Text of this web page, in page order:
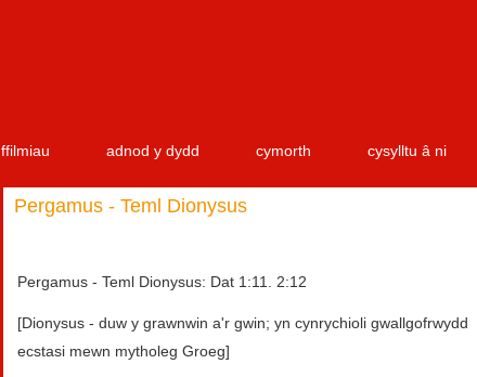
ffilmiau adnod y dydd cymorth cysylltu â ni
Pergamus - Teml Dionysus
Pergamus - Teml Dionysus: Dat 1:11. 2:12
[Dionysus - duw y grawnwin a'r gwin; yn cynrychioli gwallgofrwydd
ecstasi mewn mytholeg Groeg]